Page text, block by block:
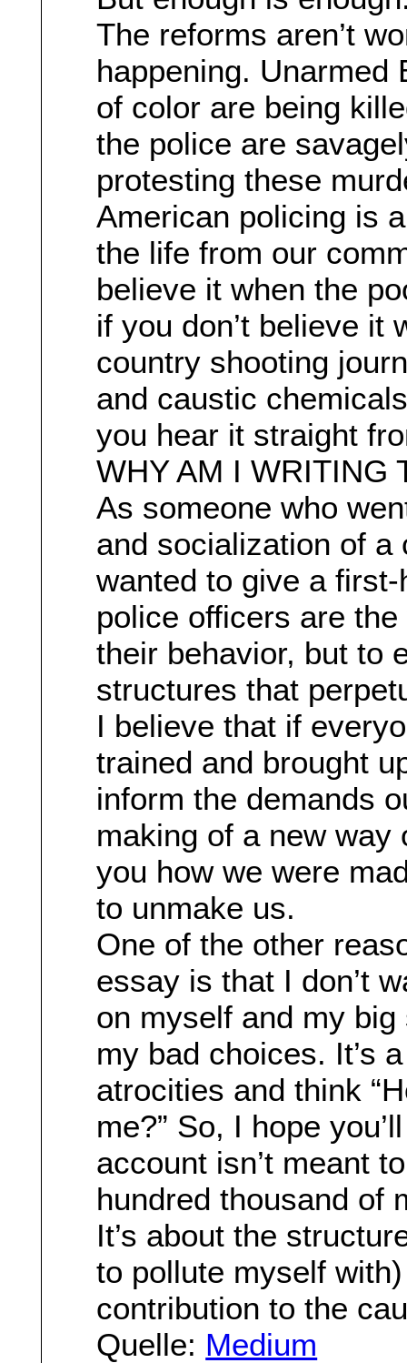
The reforms aren’t
happening. Unarmed
of color are being
the police are
protesting these
American policing is
the life from our
believe it when the
if you don’t believe it
country shooting
and caustic
you hear it straight
WHY AM I WRITING
As someone who
and socialization of a
wanted to give a
police officers are
their behavior, but to
structures that
I believe that if
trained and brought
inform the demands
making of a new
you how we were
to unmake us.
One of the other
essay is that I don’t
on myself and my
my bad choices. It’s
atrocities and think
me?” So, I hope
account isn’t meant
hundred thousand of
It’s about the
to pollute myself
contribution to the
Quelle: Medium